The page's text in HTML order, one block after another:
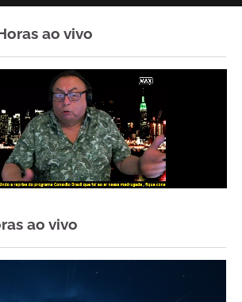
ao vivo
ao vivo